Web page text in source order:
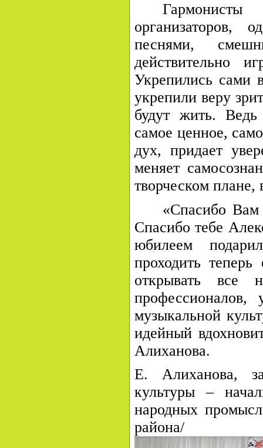
организаторов,
песнями,
действительно
Укрепились сами
укрепили веру
будут жить.
самое ценное,
дух, придает
меняет
творческом
«Спасибо Вам
Спасибо тебе
юбилеем
проходить
открывать
профессионалов,
музыкальной
идейный
Алиханова.
Е. Алиханова,
культуры –
народных
района/